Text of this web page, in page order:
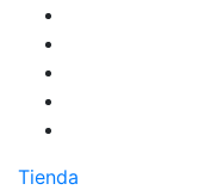
Pasar
contenido
principal
Tienda